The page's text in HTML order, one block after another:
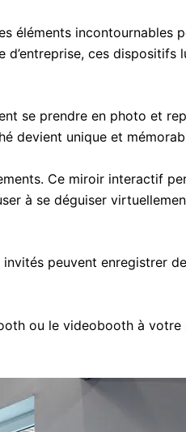
éléments incontournables
d’entreprise, ces
se prendre en photo et
devient unique et
Ce miroir interactif
à se déguiser
peuvent enregistrer
ou le videobooth à